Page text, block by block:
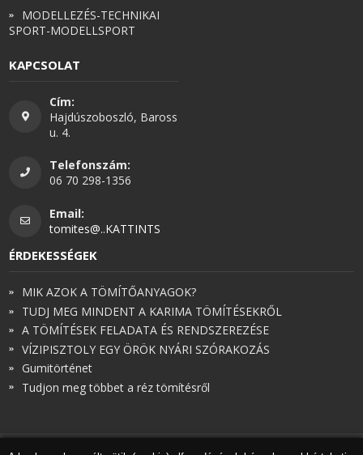
MODELLEZÉS-TECHNIKAI
SPORT-MODELLSPORT
KAPCSOLAT
Cím:
Hajdúszoboszló, Baross
u. 4.
Telefonszám:
06 70 298-1356
Email:
tomites@..KATTINTS
ÉRDEKESSÉGEK
MIK AZOK A TÖMÍTŐANYAGOK?
TUDJ MEG MINDENT A KARIMA TÖMÍTÉSEKRŐL
A TÖMÍTÉSEK FELADATA ÉS RENDSZEREZÉSE
VÍZIPISZTOLY EGY ÖRÖK NYÁRI SZÓRAKOZÁS
Gumitörténet
Tudjon meg többet a réz tömítésről